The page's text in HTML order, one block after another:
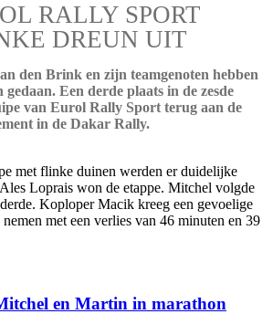
RALLY SPORT
DREUN UIT
den Brink en zijn teamgenoten hebben
gedaan. Een derde plaats in de zesde
van Eurol Rally Sport terug aan de
in de Dakar Rally.
met flinke duinen werden er duidelijke
Loprais won de etappe. Mitchel volgde
Koploper Macik kreeg een gevoelige
met een verlies van 46 minuten en 39
en Martin in marathon